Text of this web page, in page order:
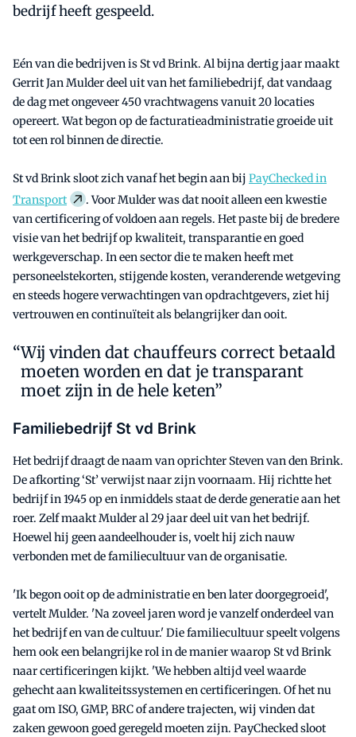
bedrijf heeft gespeeld.
Eén van die bedrijven is St vd Brink. Al bijna dertig jaar maakt
Gerrit Jan Mulder deel uit van het familiebedrijf, dat vandaag
de dag met ongeveer 450 vrachtwagens vanuit 20 locaties
opereert. Wat begon op de facturatieadministratie groeide uit
tot een rol binnen de directie.
St vd Brink sloot zich vanaf het begin aan bij PayChecked in
Transport
. Voor Mulder was dat nooit alleen een kwestie
van certificering of voldoen aan regels. Het paste bij de bredere
visie van het bedrijf op kwaliteit, transparantie en goed
werkgeverschap. In een sector die te maken heeft met
personeelstekorten, stijgende kosten, veranderende wetgeving
en steeds hogere verwachtingen van opdrachtgevers, ziet hij
vertrouwen en continuïteit als belangrijker dan ooit.
Wij vinden dat chauffeurs correct betaald
moeten worden en dat je transparant
moet zijn in de hele keten”
Familiebedrijf St vd Brink
Het bedrijf draagt de naam van oprichter Steven van den Brink.
De afkorting ‘St’ verwijst naar zijn voornaam. Hij richtte het
bedrijf in 1945 op en inmiddels staat de derde generatie aan het
roer. Zelf maakt Mulder al 29 jaar deel uit van het bedrijf.
Hoewel hij geen aandeelhouder is, voelt hij zich nauw
verbonden met de familiecultuur van de organisatie.
'Ik begon ooit op de administratie en ben later doorgegroeid',
vertelt Mulder. 'Na zoveel jaren word je vanzelf onderdeel van
het bedrijf en van de cultuur.' Die familiecultuur speelt volgens
hem ook een belangrijke rol in de manier waarop St vd Brink
naar certificeringen kijkt. 'We hebben altijd veel waarde
gehecht aan kwaliteitssystemen en certificeringen. Of het nu
gaat om ISO, GMP, BRC of andere trajecten, wij vinden dat
zaken gewoon goed geregeld moeten zijn. PayChecked sloot